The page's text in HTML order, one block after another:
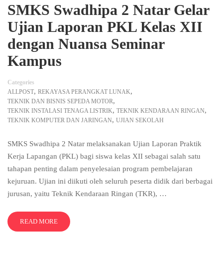
SMKS Swadhipa 2 Natar Gelar
Ujian Laporan PKL Kelas XII
dengan Nuansa Seminar
Kampus
Categories
ALLPOST, REKAYASA PERANGKAT LUNAK,
TEKNIK DAN BISNIS SEPEDA MOTOR,
TEKNIK INSTALASI TENAGA LISTRIK, TEKNIK KENDARAAN RINGAN,
TEKNIK KOMPUTER DAN JARINGAN, UJIAN SEKOLAH
SMKS Swadhipa 2 Natar melaksanakan Ujian Laporan Praktik
Kerja Lapangan (PKL) bagi siswa kelas XII sebagai salah satu
tahapan penting dalam penyelesaian program pembelajaran
kejuruan. Ujian ini diikuti oleh seluruh peserta didik dari berbagai
jurusan, yaitu Teknik Kendaraan Ringan (TKR), …
READ MORE